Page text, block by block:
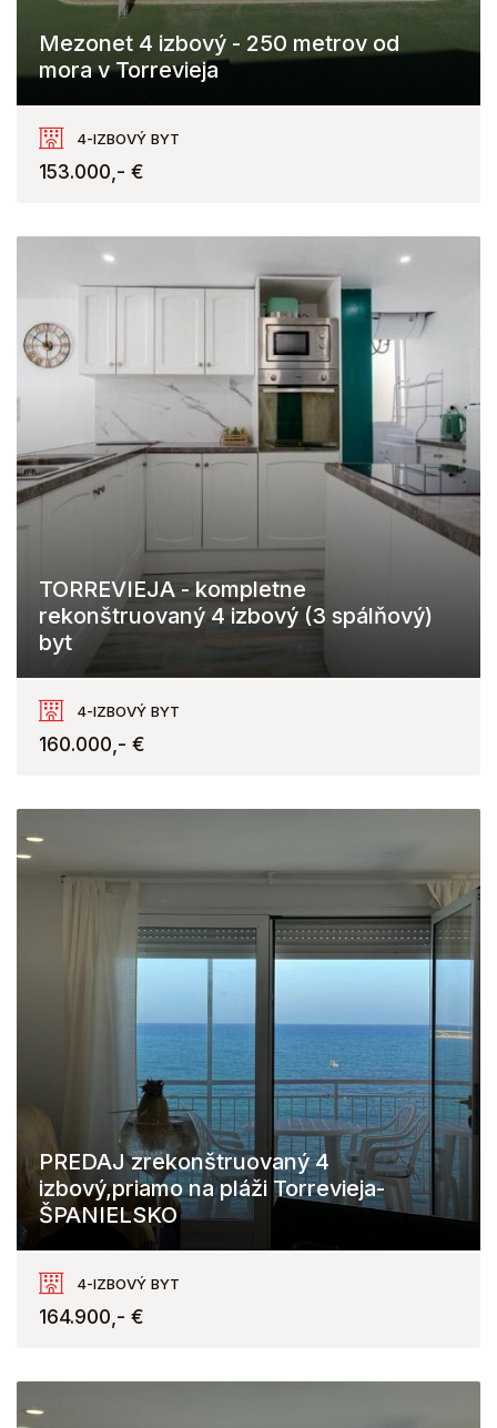
Mezonet 4 izbový - 250 metrov od
mora v Torrevieja
Torrevieja
4-IZBOVÝ BYT
153.000,- €
TORREVIEJA - kompletne
rekonštruovaný 4 izbový (3 spálňový)
byt
Torrevieja
4-IZBOVÝ BYT
160.000,- €
PREDAJ zrekonštruovaný 4
izbový,priamo na pláži Torrevieja-
ŠPANIELSKO
Torrevieja
4-IZBOVÝ BYT
164.900,- €